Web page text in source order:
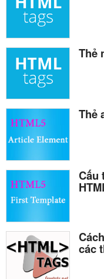
Thẻ
Thẻ
Cấu
các